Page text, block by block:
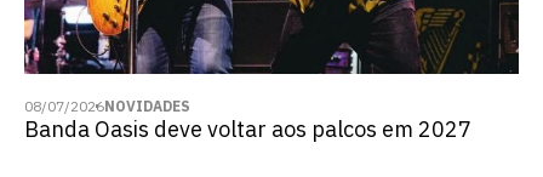
08/07/2026NOVIDADES
Banda Oasis deve voltar aos palcos em 2027